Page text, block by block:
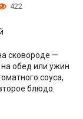
422
сковороде —
обед или ужин
соуса,
блюдо.